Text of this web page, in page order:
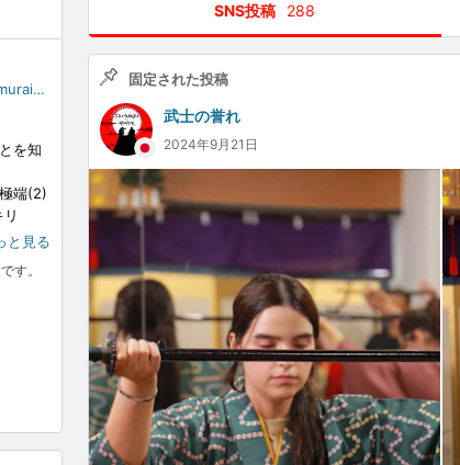
SNS投稿 288
固定された投稿
武士の誉れ
2024年9月21日
www.tiktok.com/@samuraihonor?_t=8fjzSxmFUOY&_r=1
を知
端(2)
たは
と見る
す。